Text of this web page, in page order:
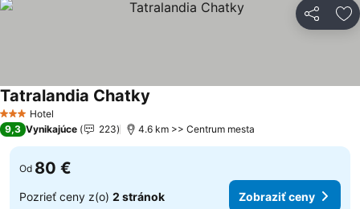
Zdieľať
3 Počet hviezdičiek
Hotel
Tatralandia Chatky
9,3 Vynikajúce 223 4.6 km >> Centrum mesta
Od 80 €
Pozrieť ceny z(o) 2 stránok Zobraziť ceny